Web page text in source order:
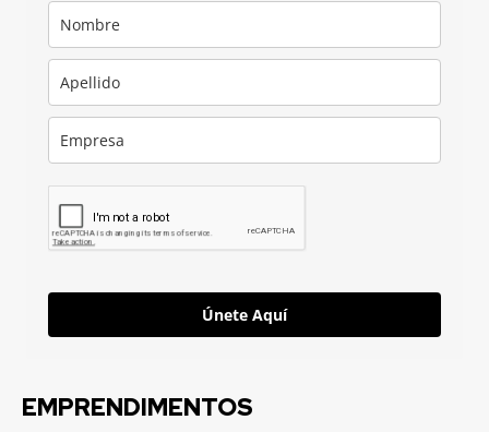
Únete Aquí
EMPRENDIMENTOS